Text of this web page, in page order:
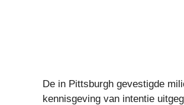
De in Pittsburgh gevestigde
kennisgeving van intentie